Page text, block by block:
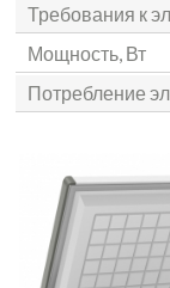
Требования к
Мощность, Вт
Потребление